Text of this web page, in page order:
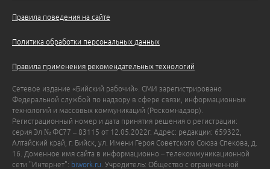
Правила поведения на сайте
Политика обработки персональных данных
Правила применения рекомендательных технологий
Сетевое издание «Бийский рабочий». СМИ зарегистрировано
Федеральной службой по надзору в сфере связи, информационных
технологий и массовых коммуникаций (Роскомнадзор).
Регистрационный номер и дата принятия решения о регистрации:
серия Эл № ФС77 – 83115 от 12.05.2022г. Адрес: редакции: 659322,
Алтайский край, г. Бийск, ул. Имени Героя Советского Союза Спекова, д.
16. Доменное имя сайта в информационно – телекоммуникационной
сети "Интернет": biwork.ru . Учредитель: Общество с ограниченной